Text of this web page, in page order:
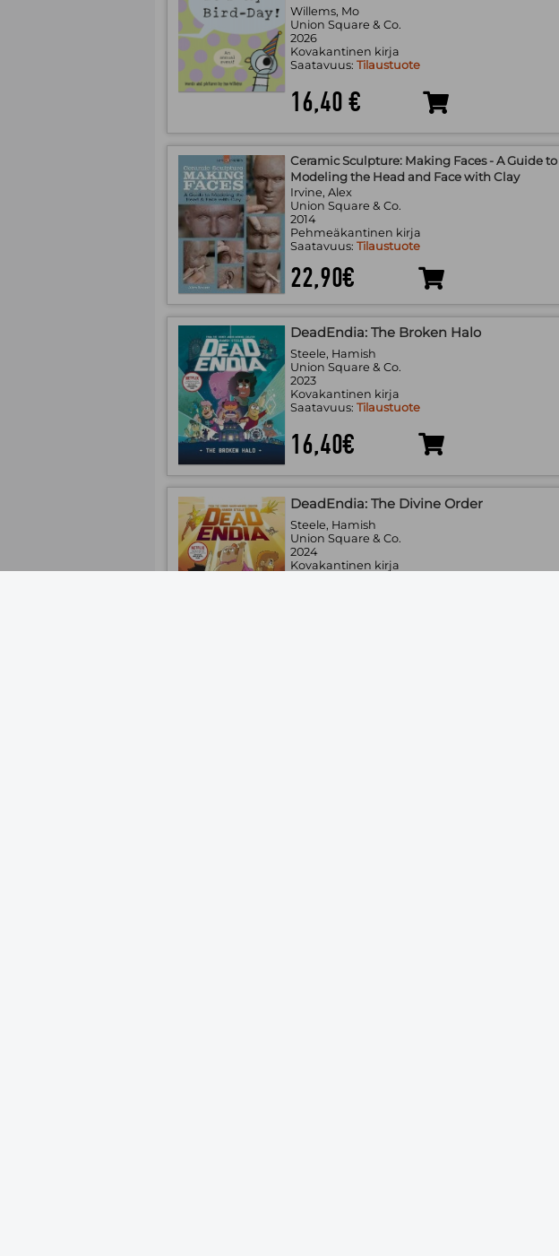
Willems, Mo
Union Square & Co.
2026
Kovakantinen kirja
Saatavuus:Tilaustuote
16,40 €
Ceramic Sculpture: Making Faces - A Guide to
Modeling the Head and Face with Clay
Irvine, Alex
Union Square & Co.
2014
Pehmeäkantinen kirja
Saatavuus:Tilaustuote
22,90€
DeadEndia: The Broken Halo
Steele, Hamish
Union Square & Co.
2023
Kovakantinen kirja
Saatavuus:Tilaustuote
16,40€
DeadEndia: The Divine Order
Steele, Hamish
Union Square & Co.
2024
Kovakantinen kirja